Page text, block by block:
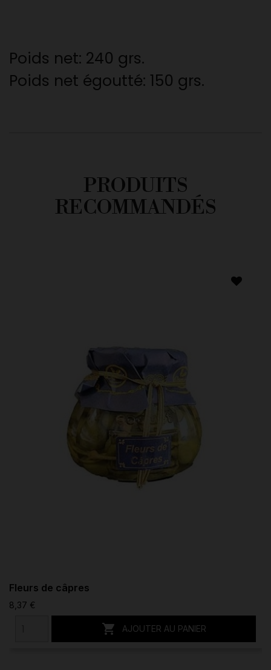
Poids net: 240 grs.
Poids net égoutté: 150 grs.
PRODUITS
RECOMMANDÉS
Fleurs de câpres
8,37 €
 AJOUTER AU PANIER